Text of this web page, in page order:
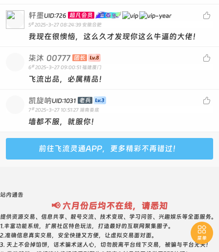

轩墨UID:726 超凡会员
5# 2025-3-27 08:24:39 安徽合肥
我现在很懊恼，这么久才发现你这么牛逼的大佬！

柒沐 00777 团长
6# 2025-3-27 09:00:51 福建厦门
飞流出品，必属精品！

凯旋呐UID:1031 老兵
7# 2025-3-27 10:51:27 湖南娄底
墙都不服，就服你！
前往飞流灵通APP，更多精彩不再错过！

菜单
站内通告
📢 六月份后均不在线，请悉知
提供资源交易、信息共享、靓号交流、技术变现、学习问答、兴趣娱乐等全面服务。
1.丰富功能系统，扩展社区特色玩法，打造最好的互联网聚集圈子。
2.准确信息真实交易，安全快捷又方便，让虚拟交易面对面。
3. 天上不会掉馅饼，话术骗术迷人心，切勿脱离平台线下交易，被骗与平台无关！